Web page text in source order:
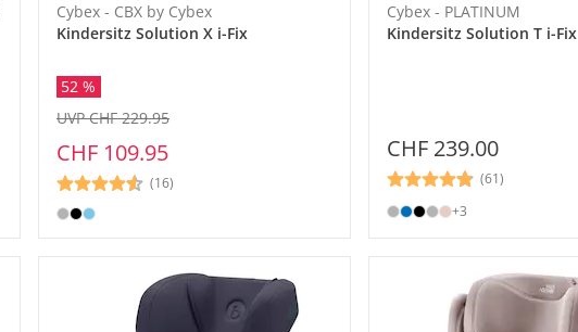
Cybex - CBX by Cybex
Kindersitz Solution X i-Fix
52 %
CHF 109.95
UVP CHF 229.95
(16)
Cybex - PLATINUM
Kindersitz Solution T i-Fix
CHF 239.00
(61)
+3